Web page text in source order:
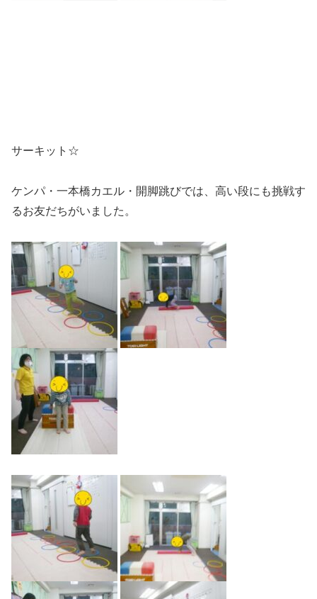
サーキット☆
ケンパ・一本橋カエル・開脚跳びでは、高い段にも挑戦す
るお友だちがいました。